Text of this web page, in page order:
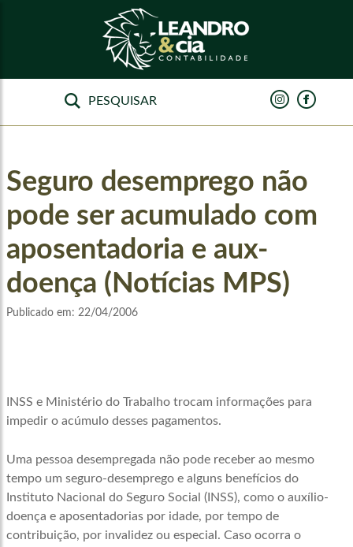
Seguro desemprego não
pode ser acumulado com
aposentadoria e aux-
doença (Notícias MPS)
Publicado em: 22/04/2006
INSS e Ministério do Trabalho trocam informações para
impedir o acúmulo desses pagamentos.
Uma pessoa desempregada não pode receber ao mesmo
tempo um seguro-desemprego e alguns benefícios do
Instituto Nacional do Seguro Social (INSS), como o auxílio-
doença e aposentadorias por idade, por tempo de
contribuição, por invalidez ou especial. Caso ocorra o